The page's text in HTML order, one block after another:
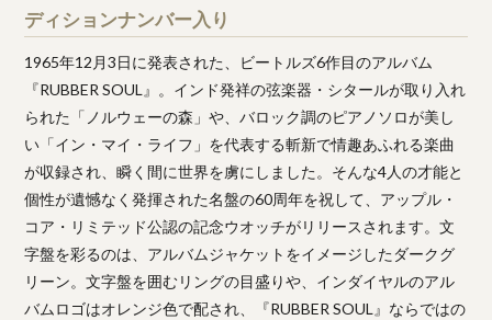
ディションナンバー入り
1965年12月3日に発表された、ビートルズ6作目のアルバム
『RUBBER SOUL』。インド発祥の弦楽器・シタールが取り入れ
られた「ノルウェーの森」や、バロック調のピアノソロが美し
い「イン・マイ・ライフ」を代表する斬新で情趣あふれる楽曲
が収録され、瞬く間に世界を虜にしました。そんな4人の才能と
個性が遺憾なく発揮された名盤の60周年を祝して、アップル・
コア・リミテッド公認の記念ウオッチがリリースされます。文
字盤を彩るのは、アルバムジャケットをイメージしたダークグ
リーン。文字盤を囲むリングの目盛りや、インダイヤルのアル
バムロゴはオレンジ色で配され、『RUBBER SOUL』ならではの